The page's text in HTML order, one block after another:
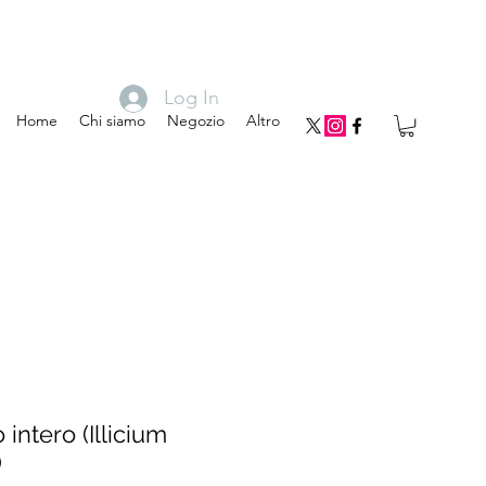
Home Chi siamo Negozio Altro
Log In
intero (Illicium